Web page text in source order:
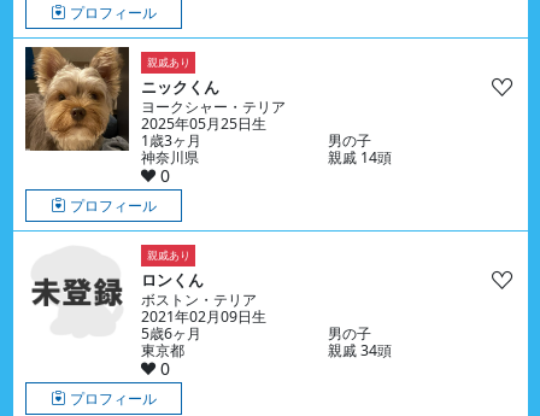
プロフィール
親戚あり
ニックくん
ヨークシャー・テリア
2025年05月25日生
1歳3ヶ月
男の子
神奈川県
親戚 14頭
0
プロフィール
親戚あり
ロンくん
ボストン・テリア
2021年02月09日生
5歳6ヶ月
男の子
東京都
親戚 34頭
0
プロフィール